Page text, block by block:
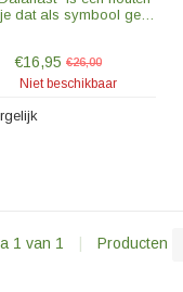
dat als symbool geldt
De stof is van 100%
geweven linnen.
€16,95 €26,00
Niet beschikbaar
1 van 1 Producten